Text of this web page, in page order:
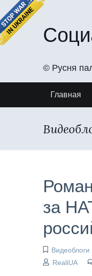
©️ Русня
Главная
за
Видеоблоги
RealiUA